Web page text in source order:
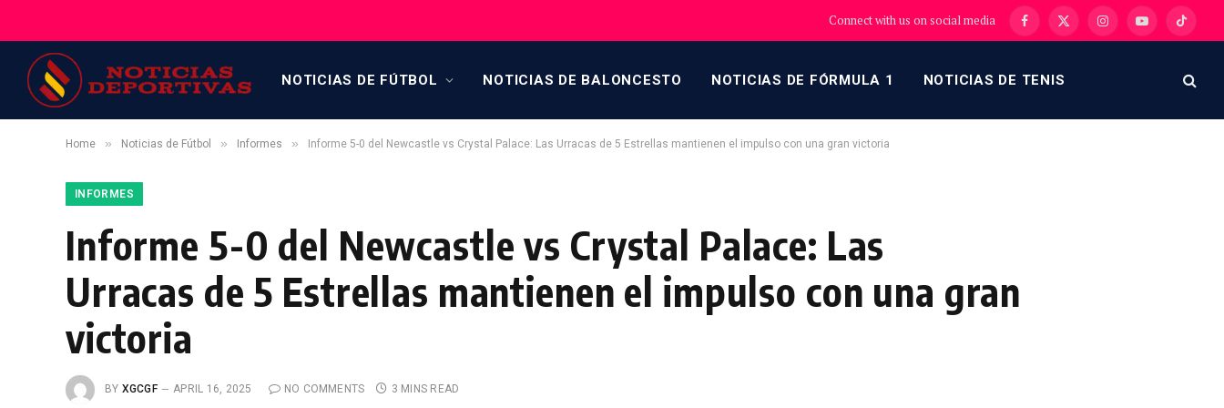
Connect with us on social media Facebook
X
InstagramYouTubeTikTok
NOTICIAS DE FÚTBOL NOTICIAS DE BALONCESTO NOTICIAS DE FÓRMULA 1 NOTICIAS DE TENIS
Home » Noticias de Fútbol » Informes » Informe 5-0 del Newcastle vs Crystal Palace: Las Urracas de 5 Estrellas mantienen el impulso con una gran victoria
INFORMES
Informe 5-0 del Newcastle vs Crystal Palace: Las
Urracas de 5 Estrellas mantienen el impulso con una gran
victoria
BY XGCGF APRIL 16, 2025 NO COMMENTS 3 MINS READ